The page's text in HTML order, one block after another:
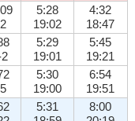
2
5:28
19:02
4:32
18:47
5:29
19:01
5:45
19:21
5
5:30
19:00
6:54
19:51
5:31
8:00